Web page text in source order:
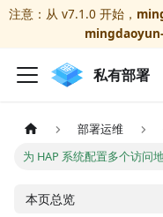
注意：从 v7.1.0 开始，
私有部署
部署运维
为 HAP 系统配置多个访问
本页总览